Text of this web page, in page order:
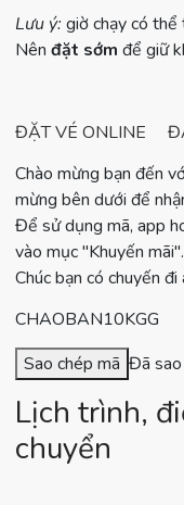
Lưu ý: giờ chạy có thể
Nên đặt sớm để giữ
ĐẶT VÉ ONLINE
Chào mừng bạn đến
mừng bên dưới để
Để sử dụng mã, app
vào mục "Khuyến mãi".
Chúc bạn có chuyến
CHAOBAN10KGG
Sao chép mã Đã sao
Lịch trình,
chuyển